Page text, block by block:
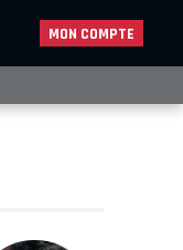
MON COMPTE